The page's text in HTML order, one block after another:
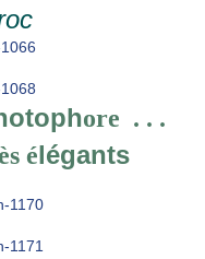
ophore . . .
élégants